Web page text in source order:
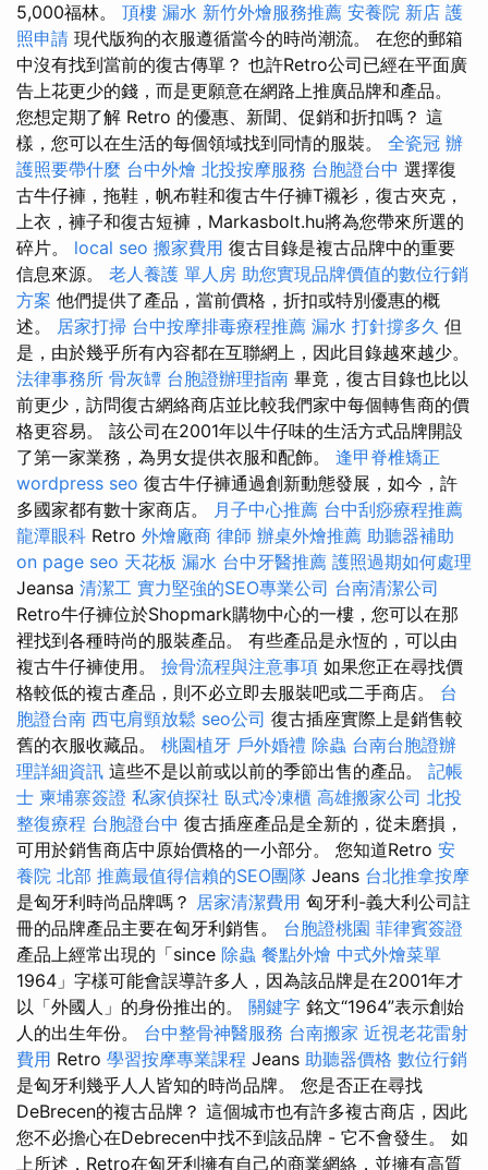
5,000福林。 頂樓 漏水 新竹外燴服務推薦 安養院 新店 護
照申請 現代版狗的衣服遵循當今的時尚潮流。 在您的郵箱
中沒有找到當前的復古傳單？ 也許Retro公司已經在平面廣
告上花更少的錢，而是更願意在網路上推廣品牌和產品。
您想定期了解 Retro 的優惠、新聞、促銷和折扣嗎？ 這
樣，您可以在生活的每個領域找到同情的服裝。 全瓷冠 辦
護照要帶什麼 台中外燴 北投按摩服務 台胞證台中 選擇復
古牛仔褲，拖鞋，帆布鞋和復古牛仔褲T襯衫，復古夾克，
上衣，褲子和復古短褲，Markasbolt.hu將為您帶來所選的
碎片。 local seo 搬家費用 復古目錄是複古品牌中的重要
信息來源。 老人養護 單人房 助您實現品牌價值的數位行銷
方案 他們提供了產品，當前價格，折扣或特別優惠的概
述。 居家打掃 台中按摩排毒療程推薦 漏水 打針撐多久 但
是，由於幾乎所有內容都在互聯網上，因此目錄越來越少。
法律事務所 骨灰罈 台胞證辦理指南 畢竟，復古目錄也比以
前更少，訪問復古網絡商店並比較我們家中每個轉售商的價
格更容易。 該公司在2001年以牛仔味的生活方式品牌開設
了第一家業務，為男女提供衣服和配飾。 逢甲脊椎矯正
wordpress seo 復古牛仔褲通過創新動態發展，如今，許
多國家都有數十家商店。 月子中心推薦 台中刮痧療程推薦
龍潭眼科 Retro 外燴廠商 律師 辦桌外燴推薦 助聽器補助
on page seo 天花板 漏水 台中牙醫推薦 護照過期如何處理
Jeansa 清潔工 實力堅強的SEO專業公司 台南清潔公司
Retro牛仔褲位於Shopmark購物中心的一樓，您可以在那
裡找到各種時尚的服裝產品。 有些產品是永恆的，可以由
複古牛仔褲使用。 撿骨流程與注意事項 如果您正在尋找價
格較低的複古產品，則不必立即去服裝吧或二手商店。 台
胞證台南 西屯肩頸放鬆 seo公司 復古插座實際上是銷售較
舊的衣服收藏品。 桃園植牙 戶外婚禮 除蟲 台南台胞證辦
理詳細資訊 這些不是以前或以前的季節出售的產品。 記帳
士 柬埔寨簽證 私家偵探社 臥式冷凍櫃 高雄搬家公司 北投
整復療程 台胞證台中 復古插座產品是全新的，從未磨損，
可用於銷售商店中原始價格的一小部分。 您知道Retro 安
養院 北部 推薦最值得信賴的SEO團隊 Jeans 台北推拿按摩
是匈牙利時尚品牌嗎？ 居家清潔費用 匈牙利-義大利公司註
冊的品牌產品主要在匈牙利銷售。 台胞證桃園 菲律賓簽證
產品上經常出現的「since 除蟲 餐點外燴 中式外燴菜單
1964」字樣可能會誤導許多人，因為該品牌是在2001年才
以「外國人」的身份推出的。 關鍵字 銘文“1964”表示創始
人的出生年份。 台中整骨神醫服務 台南搬家 近視老花雷射
費用 Retro 學習按摩專業課程 Jeans 助聽器價格 數位行銷
是匈牙利幾乎人人皆知的時尚品牌。 您是否正在尋找
DeBrecen的複古品牌？ 這個城市也有許多複古商店，因此
您不必擔心在Debrecen中找不到該品牌 - 它不會發生。 如
上所述，Retro在匈牙利擁有自己的商業網絡，並擁有高質